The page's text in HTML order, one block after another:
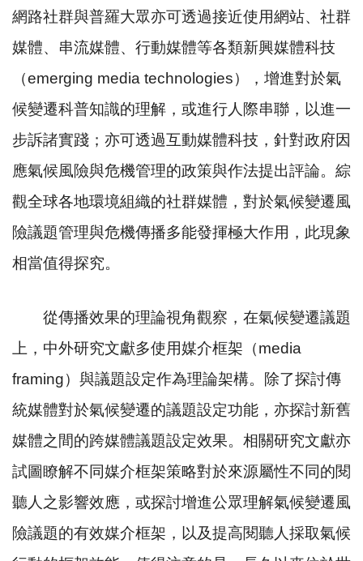
網路社群與普羅大眾亦可透過接近使用網站、社群
媒體、串流媒體、行動媒體等各類新興媒體科技
（emerging media technologies），增進對於氣
候變遷科普知識的理解，或進行人際串聯，以進一
步訴諸實踐；亦可透過互動媒體科技，針對政府因
應氣候風險與危機管理的政策與作法提出評論。綜
觀全球各地環境組織的社群媒體，對於氣候變遷風
險議題管理與危機傳播多能發揮極大作用，此現象
相當值得探究。
從傳播效果的理論視角觀察，在氣候變遷議題
上，中外研究文獻多使用媒介框架（media
framing）與議題設定作為理論架構。除了探討傳
統媒體對於氣候變遷的議題設定功能，亦探討新舊
媒體之間的跨媒體議題設定效果。相關研究文獻亦
試圖瞭解不同媒介框架策略對於來源屬性不同的閱
聽人之影響效應，或探討增進公眾理解氣候變遷風
險議題的有效媒介框架，以及提高閱聽人採取氣候